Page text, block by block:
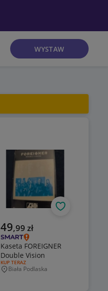
WYSTAW
Aktualna cena
49,99 zł
Kaseta FOREIGNER
Double Vision
RODZAJ OFERTY:
KUP TERAZ
Miejscowość
Biała Podlaska
Obserwuj